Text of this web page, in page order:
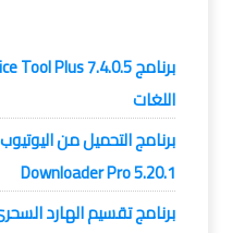
اللغات
Downloader Pro 5.20.1